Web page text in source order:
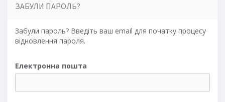
ЗАБУЛИ ПАРОЛЬ?
Забули пароль? Введіть ваш email для початку процесу
відновлення пароля.
Електронна пошта